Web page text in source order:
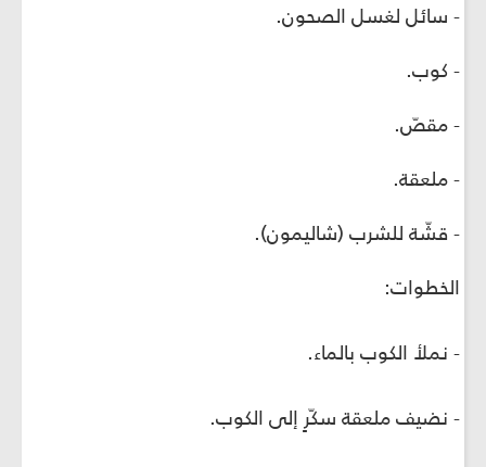
- سائل لغسل الصحون.
- كوب.
- مقصّ.
- ملعقة.
- قشّة للشرب (شاليمون).
الخطوات:
- نملأ الكوب بالماء.
- نضيف ملعقة سكّرٍ إلى الكوب.